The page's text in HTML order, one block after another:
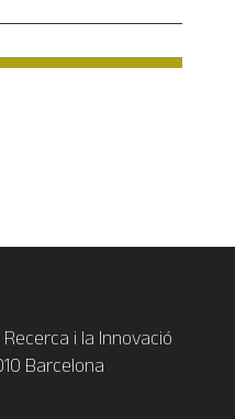
i la Innovació
Barcelona